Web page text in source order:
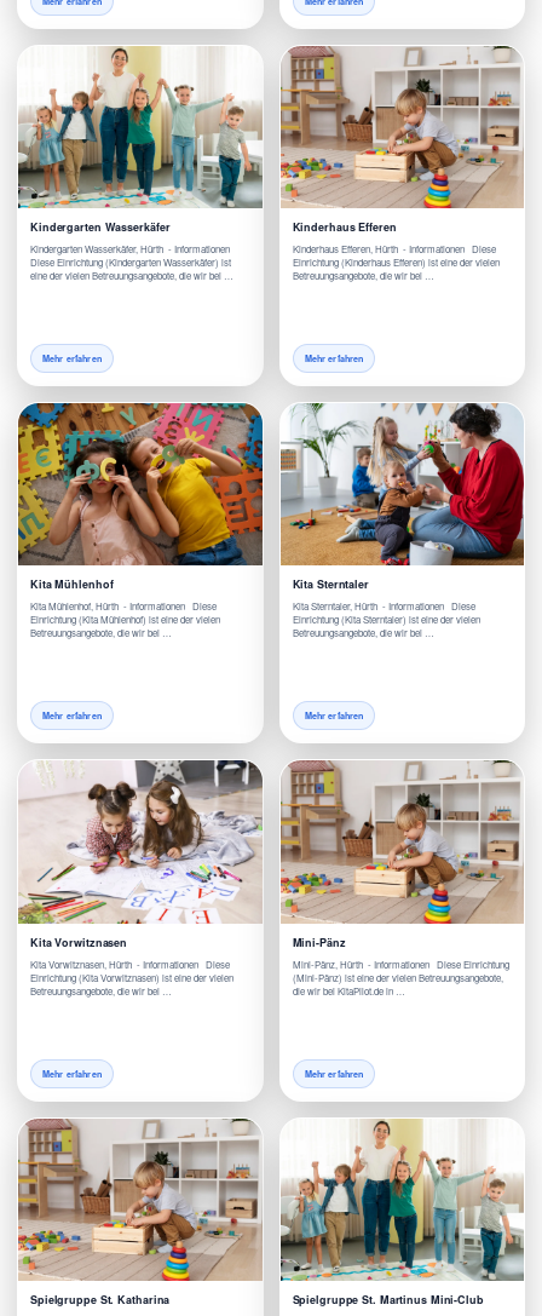
Kindergarten Wasserkäfer
Kindergarten Wasserkäfer, Hürth - Informationen
Diese Einrichtung (Kindergarten Wasserkäfer) ist
eine der vielen Betreuungsangebote, die wir bei …
Mehr erfahren
Kinderhaus Efferen
Kinderhaus Efferen, Hürth - Informationen Diese
Einrichtung (Kinderhaus Efferen) ist eine der vielen
Betreuungsangebote, die wir bei …
Mehr erfahren
Kita Mühlenhof
Kita Mühlenhof, Hürth - Informationen Diese
Einrichtung (Kita Mühlenhof) ist eine der vielen
Betreuungsangebote, die wir bei …
Mehr erfahren
Kita Sterntaler
Kita Sterntaler, Hürth - Informationen Diese
Einrichtung (Kita Sterntaler) ist eine der vielen
Betreuungsangebote, die wir bei …
Mehr erfahren
Kita Vorwitznasen
Kita Vorwitznasen, Hürth - Informationen Diese
Einrichtung (Kita Vorwitznasen) ist eine der vielen
Betreuungsangebote, die wir bei …
Mehr erfahren
Mini-Pänz
Mini-Pänz, Hürth - Informationen Diese Einrichtung
(Mini-Pänz) ist eine der vielen Betreuungsangebote,
die wir bei KitaPilot.de in …
Mehr erfahren
Spielgruppe St. Katharina Spielgruppe St. Martinus Mini-Club